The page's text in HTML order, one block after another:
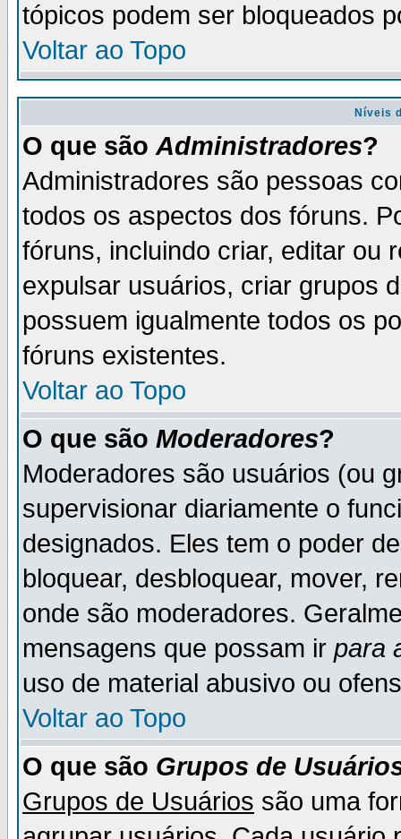
tópicos podem ser bloqueados
Voltar ao Topo
Níveis
O que são Administradores?
Administradores são pessoas
todos os aspectos dos fóruns.
fóruns, incluindo criar, editar ou
expulsar usuários, criar grupos
possuem igualmente todos os
fóruns existentes.
Voltar ao Topo
O que são Moderadores?
Moderadores são usuários (ou
supervisionar diariamente o
designados. Eles tem o poder
bloquear, desbloquear, mover,
onde são moderadores.
mensagens que possam ir para
uso de material abusivo ou
Voltar ao Topo
O que são Grupos de
Grupos de Usuários são uma